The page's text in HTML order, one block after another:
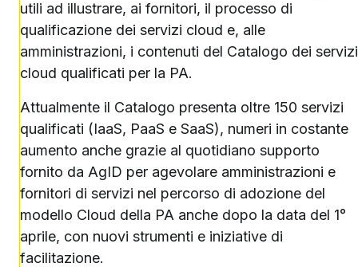
utili ad illustrare, ai fornitori, il processo di
qualificazione dei servizi cloud e, alle
amministrazioni, i contenuti del Catalogo dei servizi
cloud qualificati per la PA.
Attualmente il Catalogo presenta oltre 150 servizi
qualificati (IaaS, PaaS e SaaS), numeri in costante
aumento anche grazie al quotidiano supporto
fornito da AgID per agevolare amministrazioni e
fornitori di servizi nel percorso di adozione del
modello Cloud della PA anche dopo la data del 1°
aprile, con nuovi strumenti e iniziative di
facilitazione.